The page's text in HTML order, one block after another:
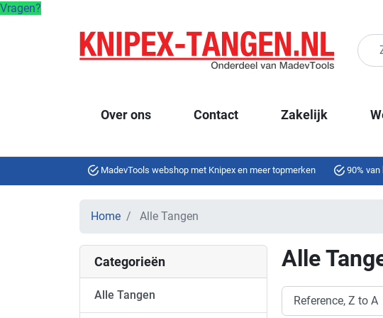
Vragen?
Over ons Contact Zakelijk
MadevTools webshop met Knipex en meer topmerken 90%
Home Alle Tangen
Categorieën
Alle Tangen
Alle